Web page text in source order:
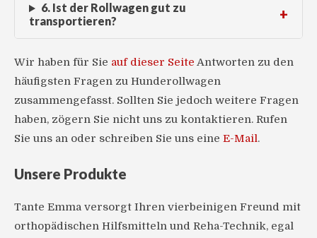
6. Ist der Rollwagen gut zu
transportieren?
Wir haben für Sie auf dieser Seite Antworten zu den
häufigsten Fragen zu Hunderollwagen
zusammengefasst. Sollten Sie jedoch weitere Fragen
haben, zögern Sie nicht uns zu kontaktieren. Rufen
Sie uns an oder schreiben Sie uns eine E-Mail.
Unsere Produkte
Tante Emma versorgt Ihren vierbeinigen Freund mit
orthopädischen Hilfsmitteln und Reha-Technik, egal